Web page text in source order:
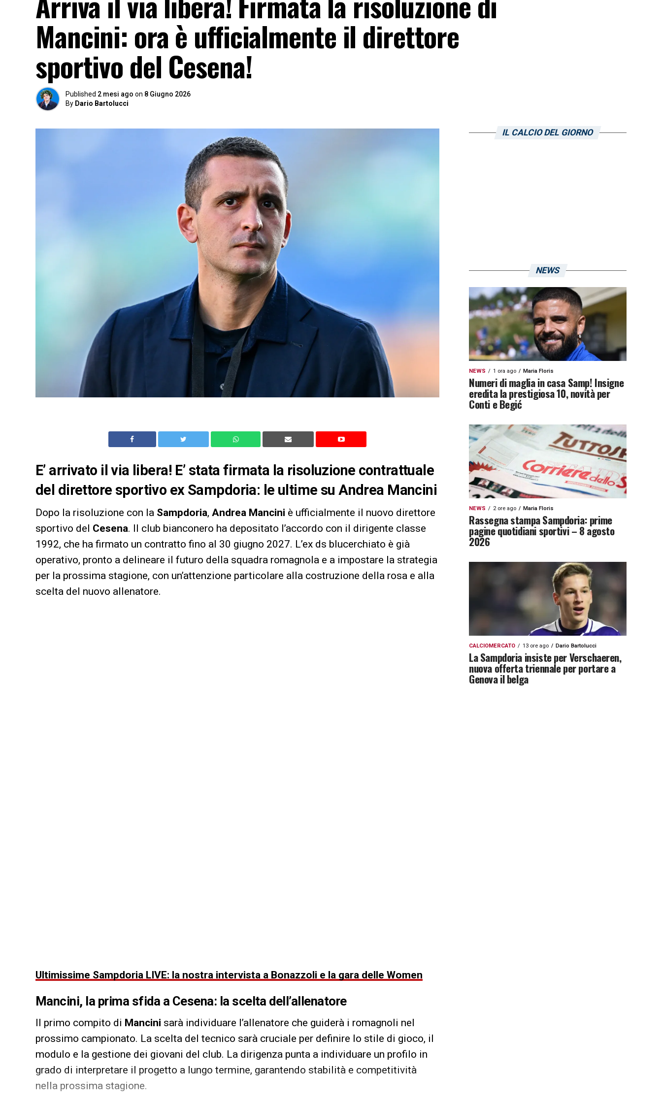
Mancini: ora è ufficialmente il direttore
sportivo del Cesena!
Published 2 mesi ago on 8 Giugno 2026
By Dario Bartolucci
E’ arrivato il via libera! E’ stata firmata la risoluzione contrattuale
del direttore sportivo ex Sampdoria: le ultime su Andrea Mancini
Dopo la risoluzione con la Sampdoria, Andrea Mancini è ufficialmente il nuovo direttore
sportivo del Cesena. Il club bianconero ha depositato l’accordo con il dirigente classe
1992, che ha firmato un contratto fino al 30 giugno 2027. L’ex ds blucerchiato è già
operativo, pronto a delineare il futuro della squadra romagnola e a impostare la strategia
per la prossima stagione, con un’attenzione particolare alla costruzione della rosa e alla
scelta del nuovo allenatore.
Ultimissime Sampdoria LIVE: la nostra intervista a Bonazzoli e la gara delle Women
Mancini, la prima sfida a Cesena: la scelta dell’allenatore
Il primo compito di Mancini sarà individuare l’allenatore che guiderà i romagnoli nel
prossimo campionato. La scelta del tecnico sarà cruciale per definire lo stile di gioco, il
modulo e la gestione dei giovani del club. La dirigenza punta a individuare un profilo in
grado di interpretare il progetto a lungo termine, garantendo stabilità e competitività
nella prossima stagione.
IL CALCIO DEL GIORNO
NEWS
NEWS 1 ora ago Maria Floris
Numeri di maglia in casa Samp! Insigne
eredita la prestigiosa 10, novità per
Conti e Begić
NEWS 2 ore ago Maria Floris
Rassegna stampa Sampdoria: prime
pagine quotidiani sportivi – 8 agosto
2026
CALCIOMERCATO 13 ore ago Dario Bartolucci
La Sampdoria insiste per Verschaeren,
nuova offerta triennale per portare a
Genova il belga